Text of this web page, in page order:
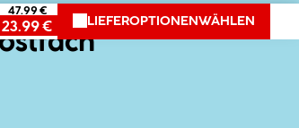
47.99 €
23.99 € LIEFEROPTIONEN WÄHLEN